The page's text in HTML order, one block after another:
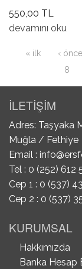
550,00 TL
Kol Yatak Takımı
devamını oku
Sayfalar
« ilk ‹
8
İLETİŞİM
Adres: Taşyaka
Muğla / Fethiye
Email :
Tel : 0 (252) 612
Cep 1 : 0 (537)
Cep 2 : 0 (537)
KURUMSAL
Hakkımızda
Banka Hesap